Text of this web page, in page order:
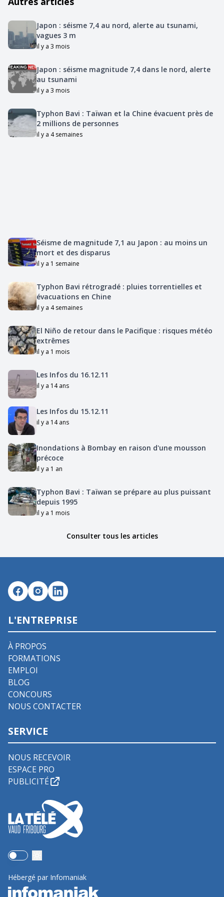
Japon : séisme 7,4 au nord, alerte au tsunami,
vagues 3 m
il y a 3 mois
Japon : séisme magnitude 7,4 dans le nord, alerte
au tsunami
il y a 3 mois
Typhon Bavi : Taïwan et la Chine évacuent près de
2 millions de personnes
il y a 4 semaines
Séisme de magnitude 7,1 au Japon : au moins un
mort et des disparus
il y a 1 semaine
Typhon Bavi rétrogradé : pluies torrentielles et
évacuations en Chine
il y a 4 semaines
El Niño de retour dans le Pacifique : risques météo
extrêmes
il y a 1 mois
Les Infos du 16.12.11
il y a 14 ans
Les Infos du 15.12.11
il y a 14 ans
Inondations à Bombay en raison d'une mousson
précoce
il y a 1 an
Typhon Bavi : Taïwan se prépare au plus puissant
depuis 1995
il y a 1 mois
Consulter tous les articles
L'ENTREPRISE
À PROPOS
FORMATIONS
EMPLOI
BLOG
CONCOURS
NOUS CONTACTER
SERVICE
NOUS RECEVOIR
ESPACE PRO
PUBLICITÉ
Use setting
Hébergé par Infomaniak